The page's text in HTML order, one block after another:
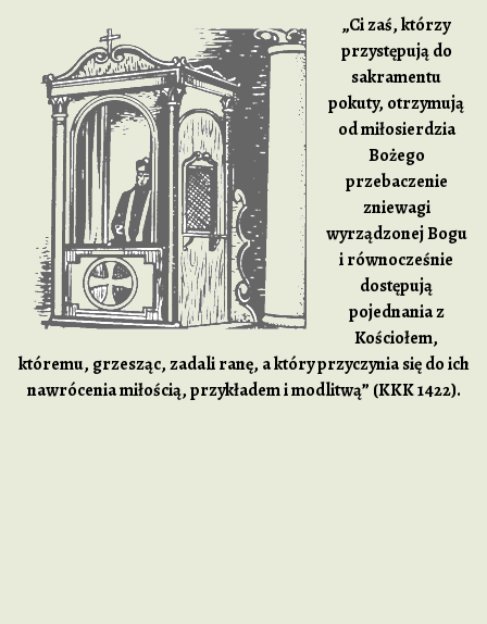
„Ci zaś, którzy
przystępują do
sakramentu
pokuty, otrzymują
od miłosierdzia
Bożego
przebaczenie
zniewagi
wyrządzonej Bogu
i równocześnie
dostępują
pojednania z
Kościołem,
któremu, grzesząc, zadali ranę, a który przyczynia się do ich
nawrócenia miłością, przykładem i modlitwą” (KKK 1422).